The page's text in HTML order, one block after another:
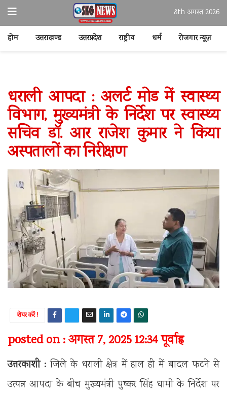
8th अगस्त 2026
होम उत्तराखण्ड उत्तरप्रदेश राष्ट्रीय धर्म रोजगार न्यूज़
धराली आपदा : अलर्ट मोड में स्वास्थ्य
विभाग, मुख्यमंत्री के निर्देश पर स्वास्थ्य
सचिव डॉ. आर राजेश कुमार ने किया
अस्पतालों का निरीक्षण
शेयर करें !
posted on : अगस्त 7, 2025 12:34 पूर्वाह्न
उत्तरकाशी :जिले के धराली क्षेत्र में हाल ही में बादल फटने से
उत्पन्न आपदा के बीच मुख्यमंत्री पुष्कर सिंह धामी के निर्देश पर